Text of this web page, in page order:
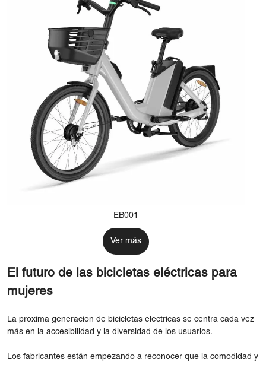
EB001
Ver más
El futuro de las bicicletas eléctricas para
mujeres
La próxima generación de bicicletas eléctricas se centra cada vez
más en la accesibilidad y la diversidad de los usuarios.
Los fabricantes están empezando a reconocer que la comodidad y